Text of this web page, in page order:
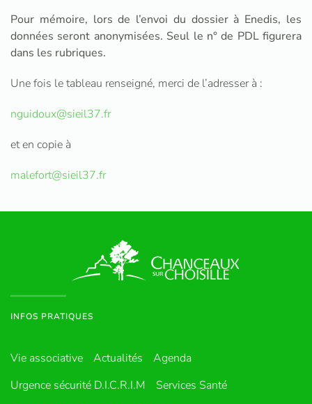
Pour mémoire, lors de l’envoi du dossier à Enedis, les
données seront anonymisées. Seul le n° de PDL figurera
dans les rubriques.
Une fois le tableau renseigné, merci de l’adresser à :
nguidoux@sieil37.fr
et en copie à
malefort@sieil37.fr
INFOS PRATIQUES
Vie associative Actualités
Agenda
Urgence sécurité D.I.C.R.I.M
Services Santé